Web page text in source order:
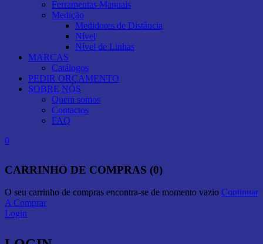
Ferramentas Manuais
Medição
Medidores de Distância
Nível
Nível de Linhas
MARCAS
Catálogos
PEDIR ORÇAMENTO
SOBRE NÓS
Quem somos
Contactos
FAQ
0
CARRINHO DE COMPRAS (0)
O seu carrinho de compras encontra-se de momento vazio Continuar
A Comprar
Login